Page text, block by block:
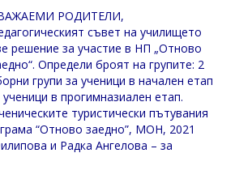
РОДИТЕЛИ,
съвет на училището
решение за участие в НП „Отново
Определи броят на групите: 2
групи за ученици в начален етап
в прогимназиален етап.
туристически пътувания
“Отново заедно”, МОН, 2021
и Радка Ангелова – за